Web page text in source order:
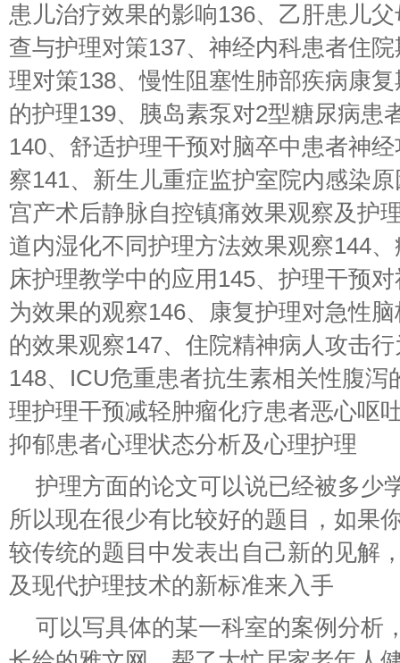
患儿治疗效果的影响136、乙肝患儿
查与护理对策137、神经内科患者住
理对策138、慢性阻塞性肺部疾病康
的护理139、胰岛素泵对2型糖尿病患
140、舒适护理干预对脑卒中患者神
察141、新生儿重症监护室院内感染
宫产术后静脉自控镇痛效果观察及护
道内湿化不同护理方法效果观察144
床护理教学中的应用145、护理干预
为效果的观察146、康复护理对急性
的效果观察147、住院精神病人攻击
148、ICU危重患者抗生素相关性腹泻
理护理干预减轻肿瘤化疗患者恶心呕
抑郁患者心理状态分析及心理护理
护理方面的论文可以说已经被多少
所以现在很少有比较好的题目，如果
较传统的题目中发表出自己新的见解
及现代护理技术的新标准来入手
可以写具体的某一科室的案例分析